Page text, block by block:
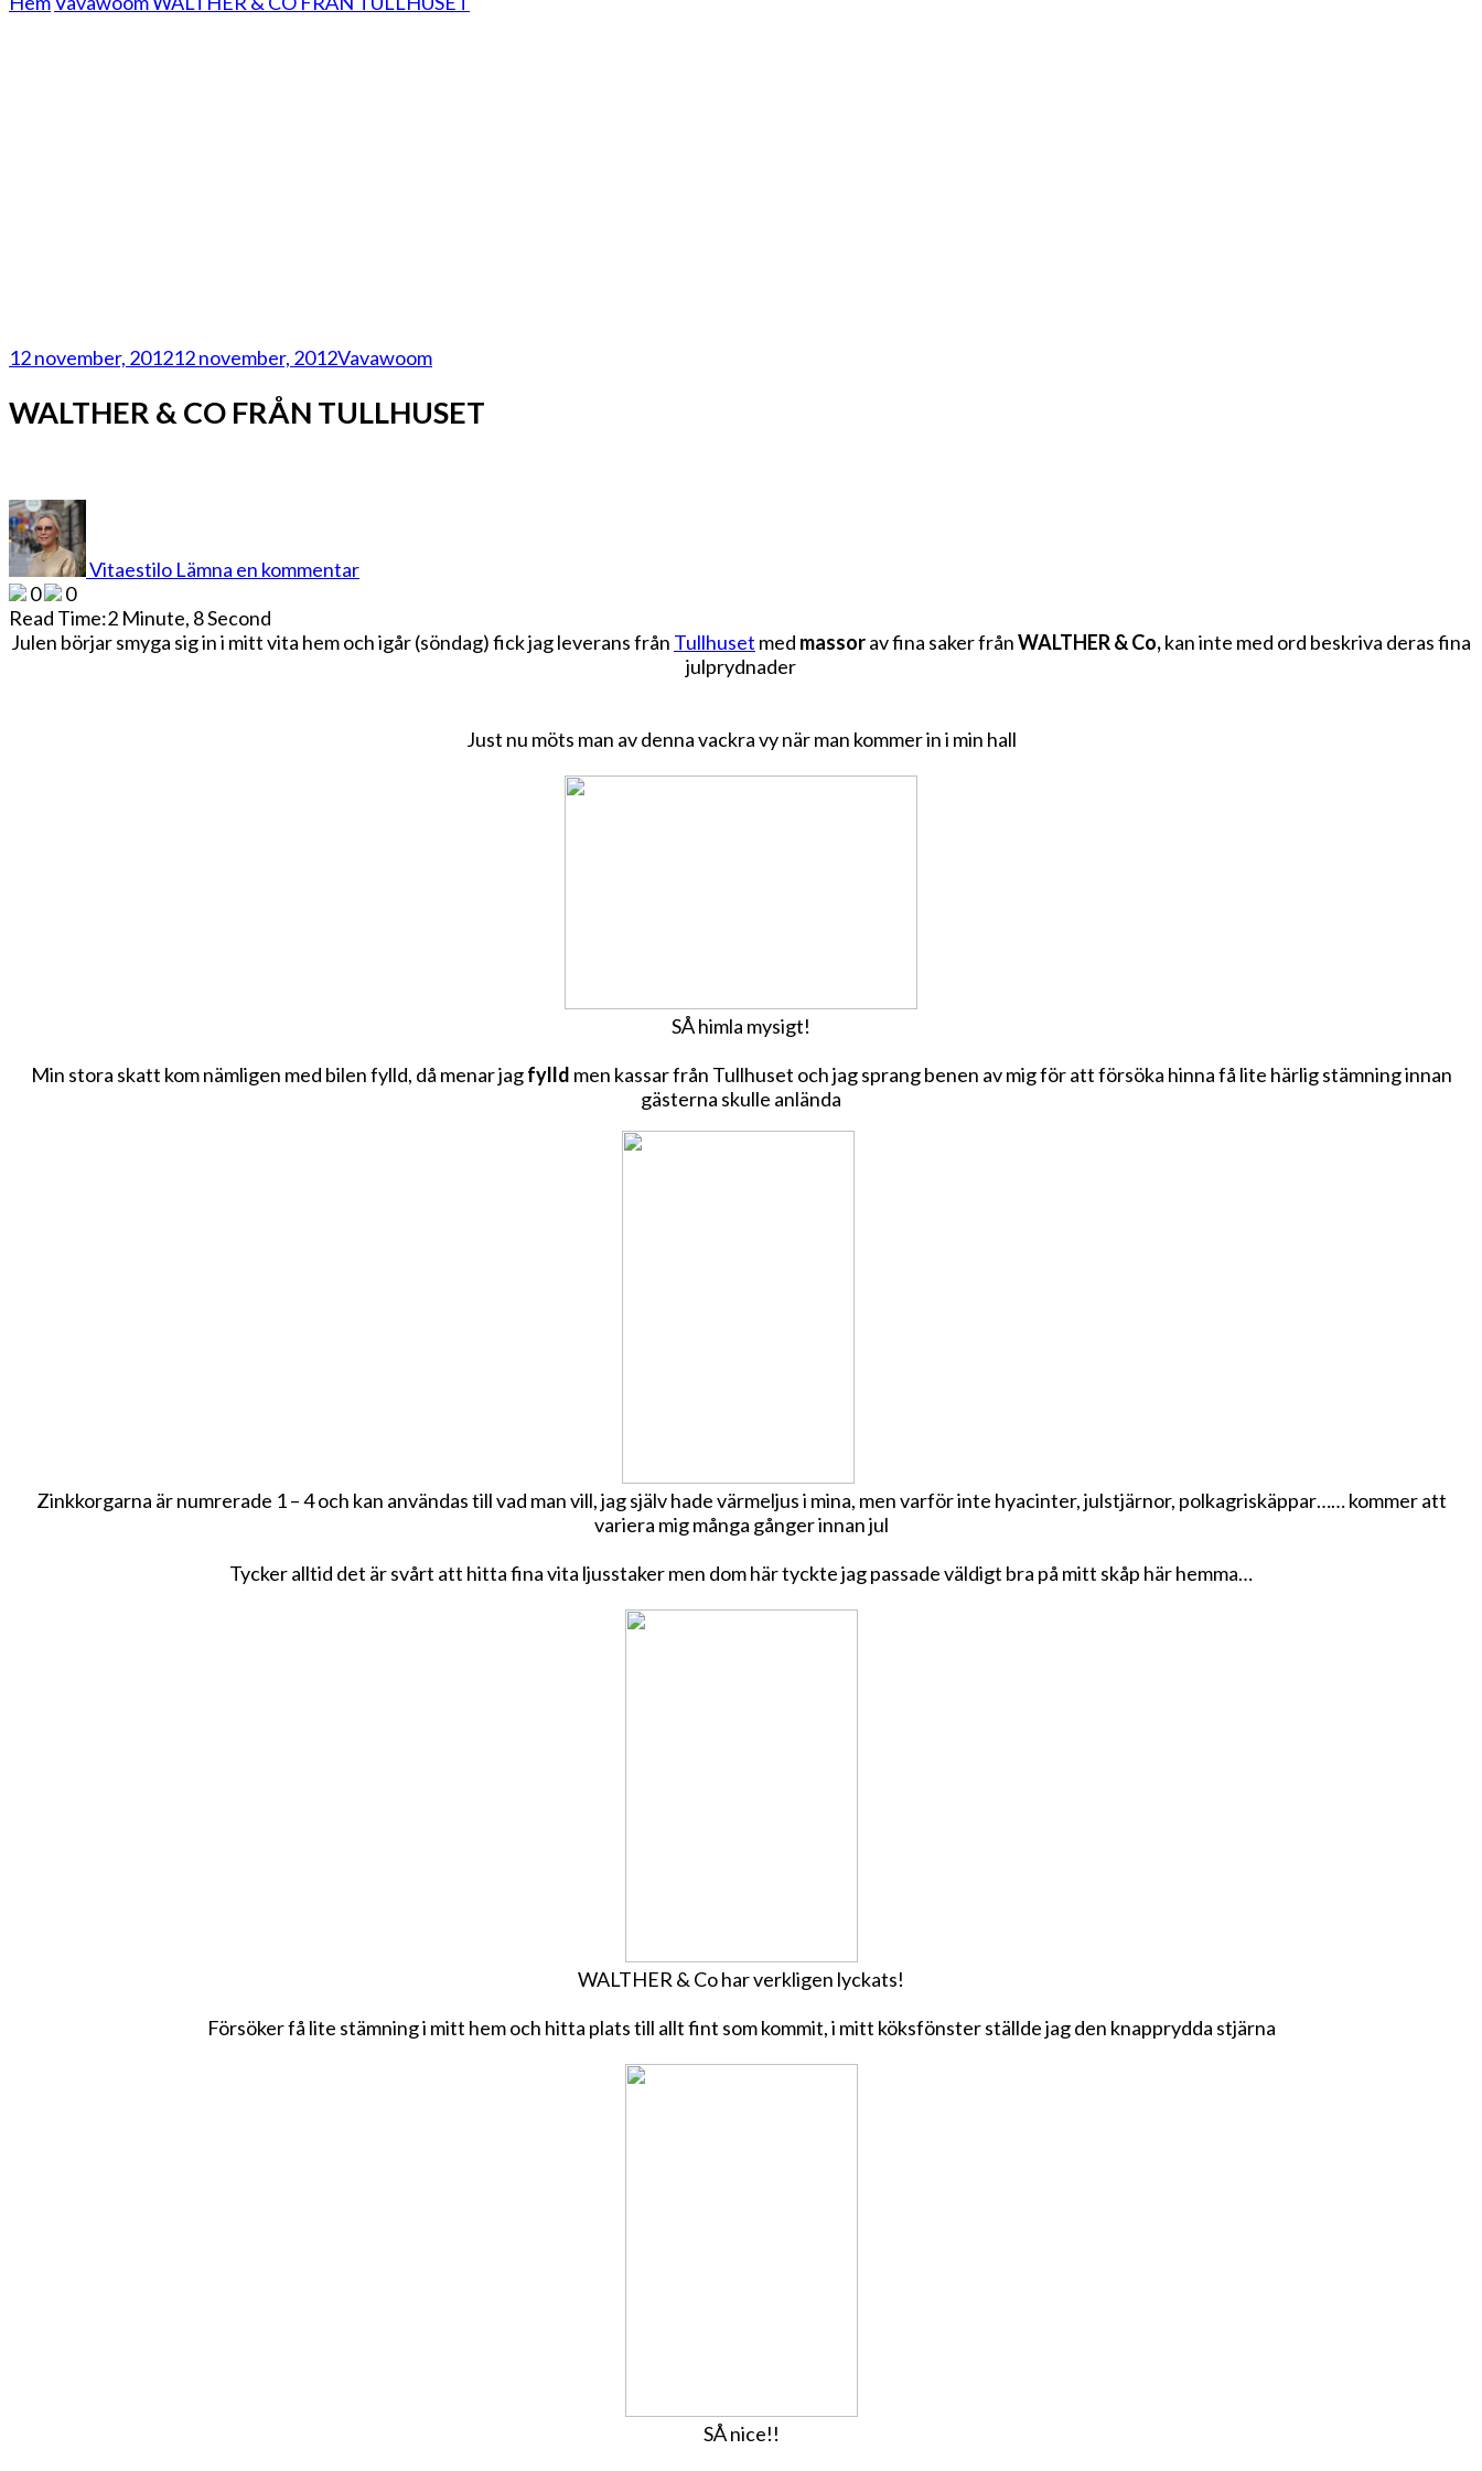
12 november, 201212 november, 2012Vavawoom
WALTHER & CO FRÅN TULLHUSET
Vitaestilo Lämna en kommentar
CO
TULLHUSET
0
0
Read Time:2 Minute, 8 Second
Julen börjar smyga sig in i mitt vita hem och igår (söndag) fick jag leverans från Tullhuset med massorav fina saker frånWALTHER & Co,kan inte med ord beskriva deras fina
julprydnader
Just nu möts man av denna vackra vy när man kommer in i min hall
SÅ himla mysigt!
Min stora skatt kom nämligen med bilen fylld, då menar jagfylld men kassar från Tullhuset och jag sprang benen av mig för att försöka hinna få lite härlig stämning innan
gästerna skulle anlända
Zinkkorgarna är numrerade 1 – 4 och kan användas till vad man vill, jag själv hade värmeljus i mina, men varför inte hyacinter, julstjärnor, polkagriskäppar…… kommer att
variera mig många gånger innan jul
Tycker alltid det är svårt att hitta fina vita ljusstaker men dom här tyckte jag passade väldigt bra på mitt skåp här hemma…
WALTHER & Co har verkligen lyckats!
Försöker få lite stämning i mitt hem och hitta plats till allt fint som kommit, i mitt köksfönster ställde jag den knapprydda stjärna
SÅ nice!!